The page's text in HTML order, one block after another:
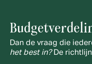
Dan de vraag die
het best in? De